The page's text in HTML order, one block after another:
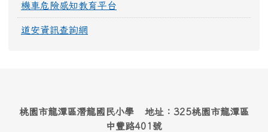
機車危險感知教育平台
道安資訊查詢網
桃園市龍潭區潛龍國民小學 地址：325桃園市龍潭區
中豐路401號